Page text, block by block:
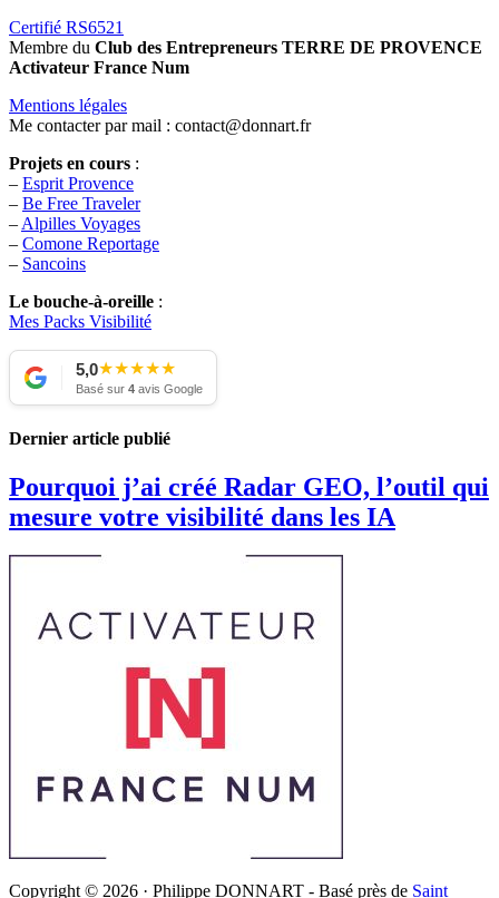
Certifié RS6521
Membre du Club des Entrepreneurs TERRE DE PROVENCE
Activateur France Num
Mentions légales
Me contacter par mail : contact@donnart.fr
Projets en cours :
– Esprit Provence
– Be Free Traveler
– Alpilles Voyages
– Comone Reportage
– Sancoins
Le bouche-à-oreille :
Mes Packs Visibilité
5,0★★★★★
Basé sur 4 avis Google
Dernier article publié
Pourquoi j’ai créé Radar GEO, l’outil qui
mesure votre visibilité dans les IA
Copyright © 2026 · Philippe DONNART - Basé près de Saint